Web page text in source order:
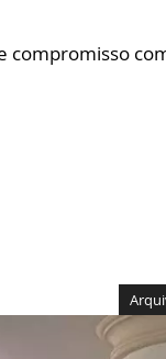
compromisso